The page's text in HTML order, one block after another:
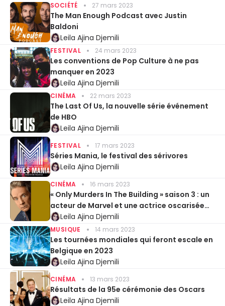
SOCIÉTÉ 27 mars 2023
The Man Enough Podcast avec Justin
Baldoni
Leila Ajina Djemili
FESTIVAL 24 mars 2023
Les conventions de Pop Culture à ne pas
manquer en 2023
Leila Ajina Djemili
CINÉMA 22 mars 2023
The Last Of Us, la nouvelle série événement
de HBO
Leila Ajina Djemili
FESTIVAL 17 mars 2023
Séries Mania, le festival des sérivores
Leila Ajina Djemili
CINÉMA 16 mars 2023
« Only Murders In The Building » saison 3 : un
acteur de Marvel et une actrice oscarisée
rejoignent le casting
Leila Ajina Djemili
MUSIQUE 14 mars 2023
Les tournées mondiales qui feront escale en
Belgique en 2023
Leila Ajina Djemili
CINÉMA 13 mars 2023
Résultats de la 95e cérémonie des Oscars
Leila Ajina Djemili